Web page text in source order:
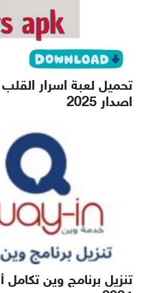
اصدار 2025
تنزيل برنامج وين